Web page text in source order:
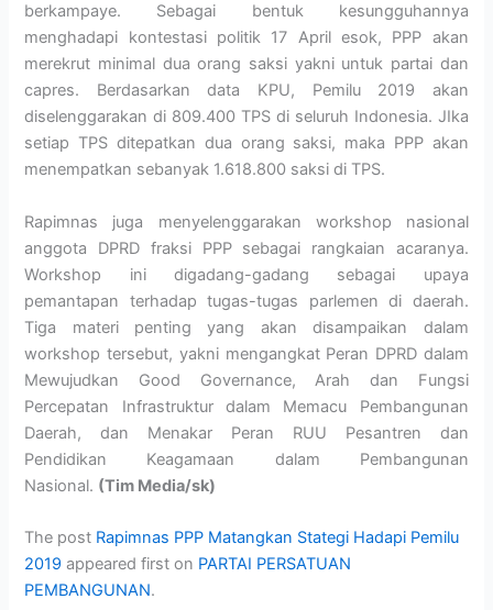
berkampaye. Sebagai bentuk kesungguhannya
menghadapi kontestasi politik 17 April esok, PPP akan
merekrut minimal dua orang saksi yakni untuk partai dan
capres. Berdasarkan data KPU, Pemilu 2019 akan
diselenggarakan di 809.400 TPS di seluruh Indonesia. JIka
setiap TPS ditepatkan dua orang saksi, maka PPP akan
menempatkan sebanyak 1.618.800 saksi di TPS.
Rapimnas juga menyelenggarakan workshop nasional
anggota DPRD fraksi PPP sebagai rangkaian acaranya.
Workshop ini digadang-gadang sebagai upaya
pemantapan terhadap tugas-tugas parlemen di daerah.
Tiga materi penting yang akan disampaikan dalam
workshop tersebut, yakni mengangkat Peran DPRD dalam
Mewujudkan Good Governance, Arah dan Fungsi
Percepatan Infrastruktur dalam Memacu Pembangunan
Daerah, dan Menakar Peran RUU Pesantren dan
Pendidikan Keagamaan dalam Pembangunan
Nasional. (Tim Media/sk)
The post Rapimnas PPP Matangkan Stategi Hadapi Pemilu
2019 appeared first on PARTAI PERSATUAN
PEMBANGUNAN.